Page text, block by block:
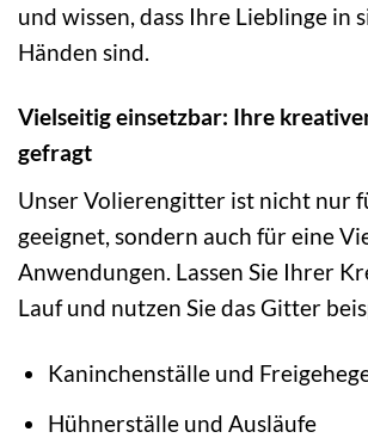
und wissen, dass Ihre Lieblinge in
Händen sind.
Vielseitig einsetzbar: Ihre
gefragt
Unser Volierengitter ist nicht nur
geeignet, sondern auch für eine
Anwendungen. Lassen Sie Ihrer
Lauf und nutzen Sie das Gitter
Kaninchenställe und
Hühnerställe und Ausläufe